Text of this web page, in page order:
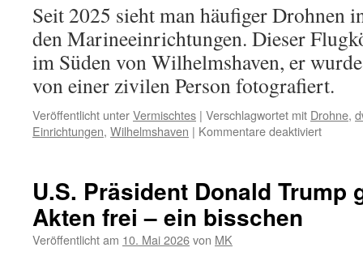
Seit 2025 sieht man häufiger Drohnen
den Marineeinrichtungen. Dieser
im Süden von Wilhelmshaven, er
von einer zivilen Person fotografiert.
Veröffentlicht unterVermischtes | Verschlagwortet mit Drohne,
Einrichtungen, Wilhelmshaven | Kommentare deaktiviertfür
–
U.S. Präsident Donald Trump
Akten frei – ein bisschen
Veröffentlicht am 10. Mai 2026von MK